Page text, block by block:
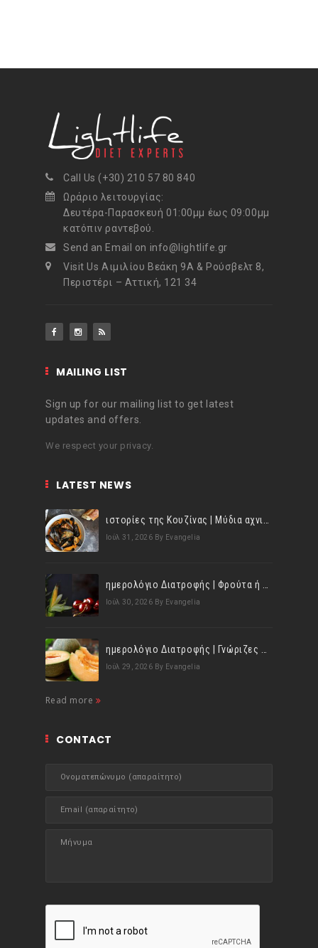
Call Us (+30) 210 57 80 840
Ωράριο λειτουργίας:
Δευτέρα-Παρασκευή 01:00μμ έως 09:00μμ
κατόπιν ραντεβού.
Send an Email on info@lightlife.gr
Visit Us Αιμιλίου Βεάκη 9Α & Ρούσβελτ 8,
Περιστέρι – Αττική, 121 34
MAILING LIST
Sign up for our mailing list to get latest
updates and offers.
We respect your privacy.
LATEST NEWS
ιστορίες της Κουζίνας | Μύδια αχνιστά σβησμένα με λευκό κρασί!
Ιούλ 31, 2026 By Evangelia
ημερολόγιο Διατροφής | Φρούτα ή λαχανικά; Γνωρίζεις τη διαφορά;
Ιούλ 30, 2026 By Evangelia
ημερολόγιο Διατροφής | Γνώριζες ότι, το πεπόνι περιέχει πολλές βιταμίνες;
Ιούλ 29, 2026 By Evangelia
Read more
CONTACT